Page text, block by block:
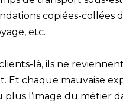
copiées-collées
etc.
là, ils ne
Et chaque mauvaise
l’image du métier